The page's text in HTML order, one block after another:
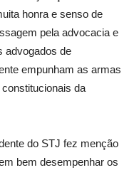
honra e senso de
pela advocacia e
advogados de
empunham as armas
da
do STJ fez menção
bem desempenhar os